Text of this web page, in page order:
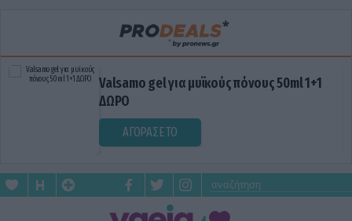
Valsamo gel για μυϊκούς πόνους 50ml 1+1
ΔΩΡΟ
ΑΓΟΡΑΣΕ ΤΟ